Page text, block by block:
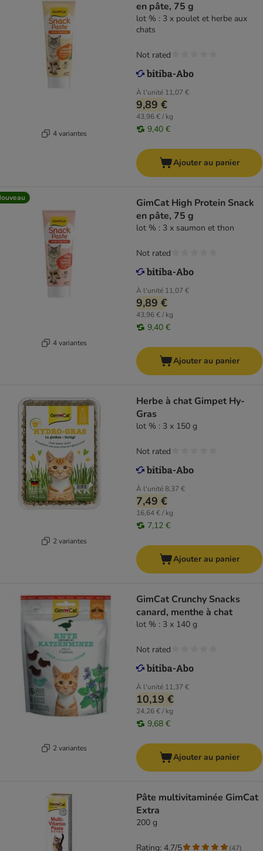
4 variantes
en pâte, 75 g
lot % : 3 x poulet et herbe aux
chats
À l'unité 11,07 €
9,89 €
43,96 € / kg
9,40 €
Not rated
Ajouter au panier
4 variantes
GimCat High Protein Snack
en pâte, 75 g
lot % : 3 x saumon et thon
À l'unité 11,07 €
9,89 €
43,96 € / kg
9,40 €
Not rated
Ajouter au panier
2 variantes
Herbe à chat Gimpet Hy-
Gras
lot % : 3 x 150 g
À l'unité8,37 €
7,49 €
16,64 € / kg
7,12 €
Not rated
Ajouter au panier
2 variantes
GimCat Crunchy Snacks
canard, menthe à chat
lot % : 3 x 140 g
À l'unité 11,37 €
10,19 €
24,26 € / kg
9,68 €
Not rated
Ajouter au panier
Pâte multivitaminée GimCat
Extra
200 g
Rating: 4.7/5 (47)